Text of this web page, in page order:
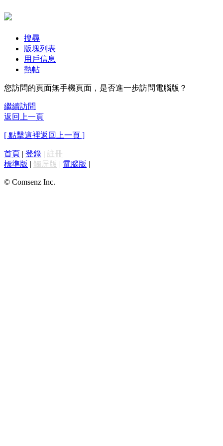
搜尋
版塊列表
用戶信息
熱帖
您訪問的頁面無手機頁面，是否進一步訪問電腦版？
繼續訪問
返回上一頁
[ 點擊這裡返回上一頁 ]
首頁 | 登錄 | 註冊
標準版 | 觸屏版 | 電腦版 |
© Comsenz Inc.